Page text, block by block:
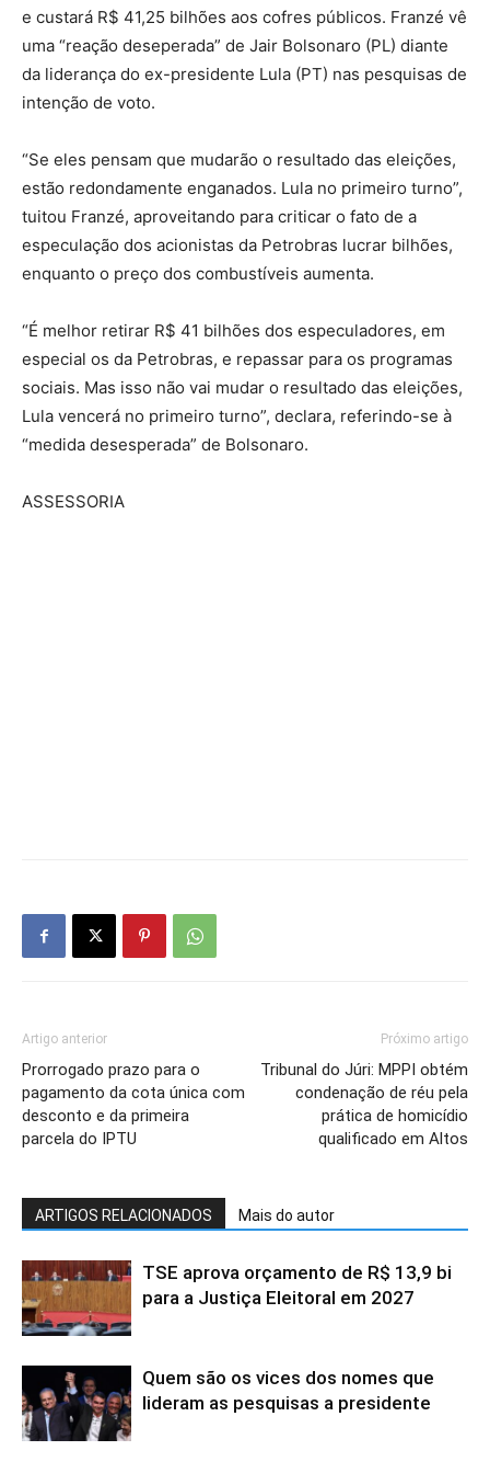
e custará R$ 41,25 bilhões aos cofres públicos. Franzé vê
uma “reação deseperada” de Jair Bolsonaro (PL) diante
da liderança do ex-presidente Lula (PT) nas pesquisas de
intenção de voto.
“Se eles pensam que mudarão o resultado das eleições,
estão redondamente enganados. Lula no primeiro turno”,
tuitou Franzé, aproveitando para criticar o fato de a
especulação dos acionistas da Petrobras lucrar bilhões,
enquanto o preço dos combustíveis aumenta.
“É melhor retirar R$ 41 bilhões dos especuladores, em
especial os da Petrobras, e repassar para os programas
sociais. Mas isso não vai mudar o resultado das eleições,
Lula vencerá no primeiro turno”, declara, referindo-se à
“medida desesperada” de Bolsonaro.
ASSESSORIA
Artigo anterior
Prorrogado prazo para o
pagamento da cota única com
desconto e da primeira
parcela do IPTU
Próximo artigo
Tribunal do Júri: MPPI obtém
condenação de réu pela
prática de homicídio
qualificado em Altos
ARTIGOS RELACIONADOS Mais do autor
TSE aprova orçamento de R$ 13,9 bi
para a Justiça Eleitoral em 2027
Quem são os vices dos nomes que
lideram as pesquisas a presidente